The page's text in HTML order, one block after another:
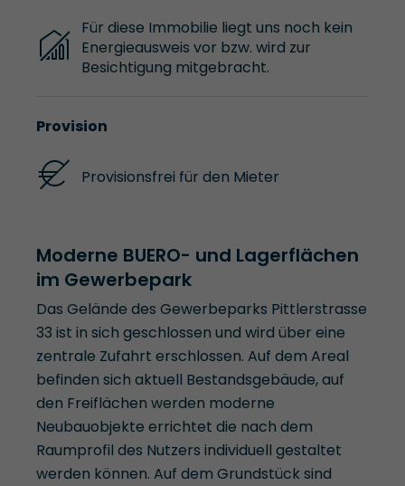
Für diese Immobilie liegt uns noch kein
Energieausweis vor bzw. wird zur
Besichtigung mitgebracht.
Provision
Provisionsfrei für den Mieter
Moderne BUERO- und Lagerflächen
im Gewerbepark
Das Gelände des Gewerbeparks Pittlerstrasse
33 ist in sich geschlossen und wird über eine
zentrale Zufahrt erschlossen. Auf dem Areal
befinden sich aktuell Bestandsgebäude, auf
den Freiflächen werden moderne
Neubauobjekte errichtet die nach dem
Raumprofil des Nutzers individuell gestaltet
werden können. Auf dem Grundstück sind